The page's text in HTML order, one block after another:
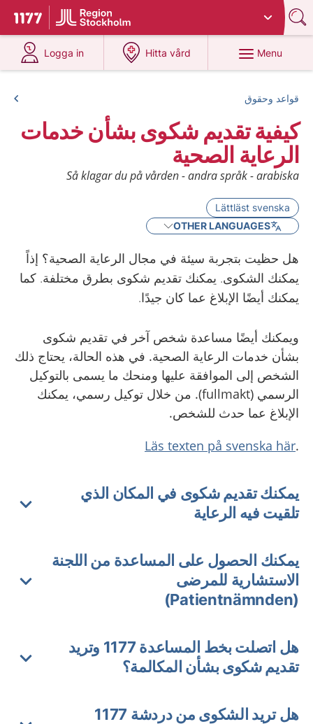
To start page for 1177
Du har valt region
Logga in
at 1177.se
Hitta vård
at 1177.se
Menu
قواعد وحقوق
كيفية تقديم شكوى بشأن خدمات
الرعاية الصحية
Så klagar du på vården - andra språk - arabiska
Lättläst svenska
OTHER LANGUAGES
هل حظيت بتجربة سيئة في مجال الرعاية الصحية؟ إذاً
يمكنك الشكوى. يمكنك تقديم شكوى بطرق مختلفة. كما
يمكنك أيضًا الإبلاغ عما كان جيدًا.
ويمكنك أيضًا مساعدة شخص آخر في تقديم شكوى
بشأن خدمات الرعاية الصحية. في هذه الحالة، يحتاج ذلك
الشخص إلى الموافقة عليها ومنحك ما يسمى بالتوكيل
الرسمي (fullmakt). من خلال توكيل رسمي، يمكنك
الإبلاغ عما حدث للشخص.
.
Läs texten på svenska här
يمكنك تقديم شكوى في المكان الذي
تلقيت فيه الرعاية
يمكنك الحصول على المساعدة من اللجنة
الاستشارية للمرضى
(Patientnämnden)
هل اتصلت بخط المساعدة 1177 وتريد
تقديم شكوى بشأن المكالمة؟
هل تريد الشكوى من دردشة 1177